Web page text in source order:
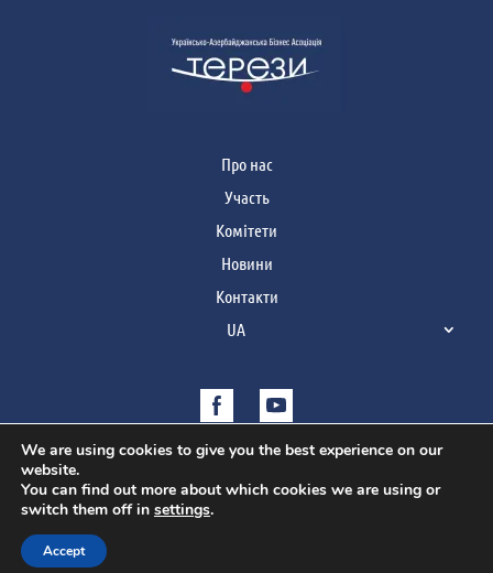
Про нас
Участь
Комітети
Новини
Контакти
UA
Copyright © 2021 | Усі права захищено
We are using cookies to give you the best experience on our
website.
You can find out more about which cookies we are using or
switch them off in settings.
Accept